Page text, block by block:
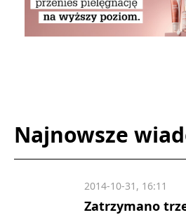
Najnowsze
Zatrzymano
2014-10-31, 16:11